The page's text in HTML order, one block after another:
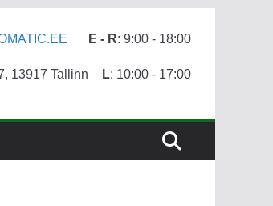
13917 Tallinn
E - R: 9:00 - 18:00
L: 10:00 - 17:00